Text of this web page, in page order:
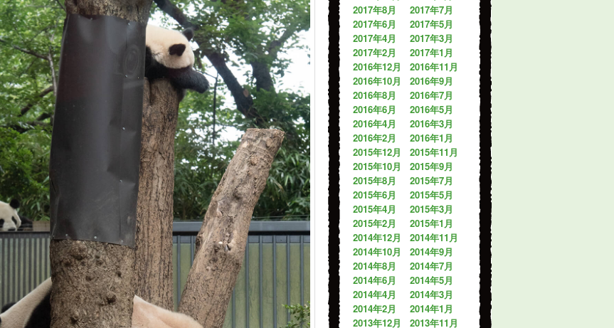
2017年8月
2017年7月
2017年6月
2017年5月
2017年4月
2017年3月
2017年2月
2017年1月
2016年12月
2016年11月
2016年10月
2016年9月
2016年8月
2016年7月
2016年6月
2016年5月
2016年4月
2016年3月
2016年2月
2016年1月
2015年12月
2015年11月
2015年10月
2015年9月
2015年8月
2015年7月
2015年6月
2015年5月
2015年4月
2015年3月
2015年2月
2015年1月
2014年12月
2014年11月
2014年10月
2014年9月
2014年8月
2014年7月
2014年6月
2014年5月
2014年4月
2014年3月
2014年2月
2014年1月
2013年12月
2013年11月